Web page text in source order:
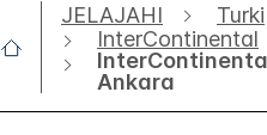
JELAJAHI Turki
InterContinental
Ankara